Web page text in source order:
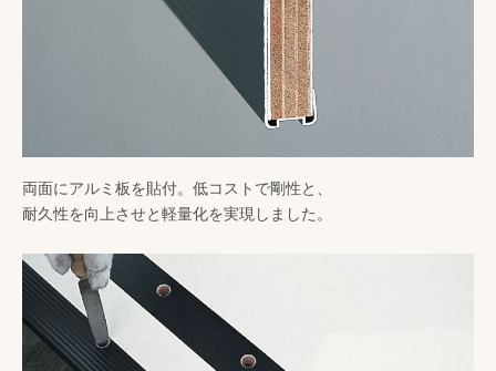
両面にアルミ板を貼付。低コストで剛性と、
耐久性を向上させと軽量化を実現しました。